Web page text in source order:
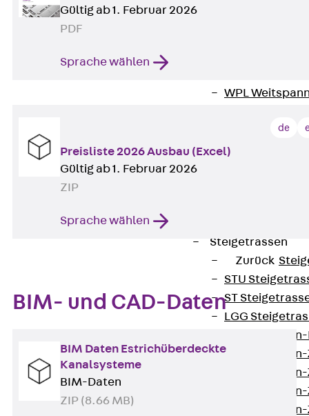
WPL
WPR
WLR
Steigetrassen
Zurück
STU
ST
LGG
Steigetrassen-
Gültig ab 1. Februar 2026
PDF
Sprache wählen
de
Preisliste 2026 Ausbau (Excel)
Gültig ab 1. Februar 2026
ZIP
Sprache wählen
BIM- und CAD-Daten
BIM Daten Estrichüberdeckte
Kanalsysteme
BIM-Daten
ZIP (8.66 MB)